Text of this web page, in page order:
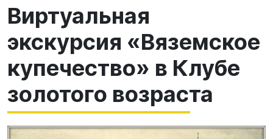
Виртуальная
экскурсия «Вяземское
купечество» в Клубе
золотого возраста